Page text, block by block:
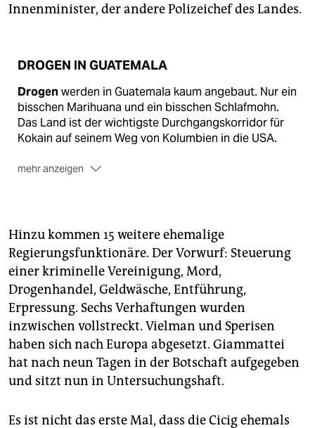
Innenminister, der andere Polizeichef des Landes.
DROGEN IN GUATEMALA
Drogenwerden in Guatemala kaum angebaut. Nur ein
bisschen Marihuana und ein bisschen Schlafmohn.
Das Land ist der wichtigste Durchgangskorridor für
Kokain auf seinem Weg von Kolumbien in die USA.
mehr anzeigen
von ehemaligen Kämpfern der guatemaltekischen
Eliteeinheit Kaibiles aufgebaut. Die Kaibiles haben im
Bürgerkrieg unzählige Massaker unter der indigenen
Zivilbevölkerung des Landes angerichtet. Die Zetas
haben ihr Zentrum zwar im Norden von Mexiko,
verfügen aber über Organisationsstrukturen in ganz
Mittelamerika.
Der lokale Drogenmarktwird von den sogenannten
Maras kontrolliert. Die Banden sind in den neunziger
Jahren in El Salvador als kleinkriminelle Jugendgangs
Zentralamerika Teil des organisierten Verbrechens.
Hinzu kommen 15 weitere ehemalige
Regierungsfunktionäre. Der Vorwurf: Steuerung
einer kriminelle Vereinigung, Mord,
Drogenhandel, Geldwäsche, Entführung,
Erpressung. Sechs Verhaftungen wurden
inzwischen vollstreckt. Vielman und Sperisen
haben sich nach Europa abgesetzt. Giammattei
hat nach neun Tagen in der Botschaft aufgegeben
und sitzt nun in Untersuchungshaft.
Es ist nicht das erste Mal, dass die Cicig ehemals